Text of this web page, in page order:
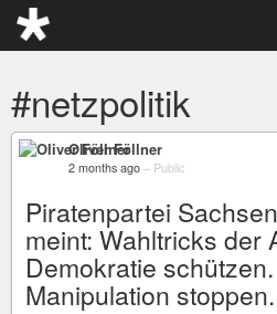
#netzpolitik
Oliver Föllner
2 months ago – Public
Piratenpartei
meint: Wahltricks der
Demokratie
Manipulation stoppen.